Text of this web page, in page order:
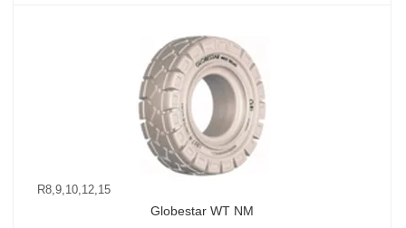
R8,9,10,12,15
Globestar WT NM